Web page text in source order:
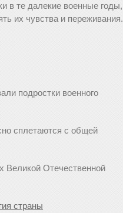
в те далекие военные годы,
их чувства и переживания.
подростки военного
сплетаются с общей
Великой Отечественной
страны